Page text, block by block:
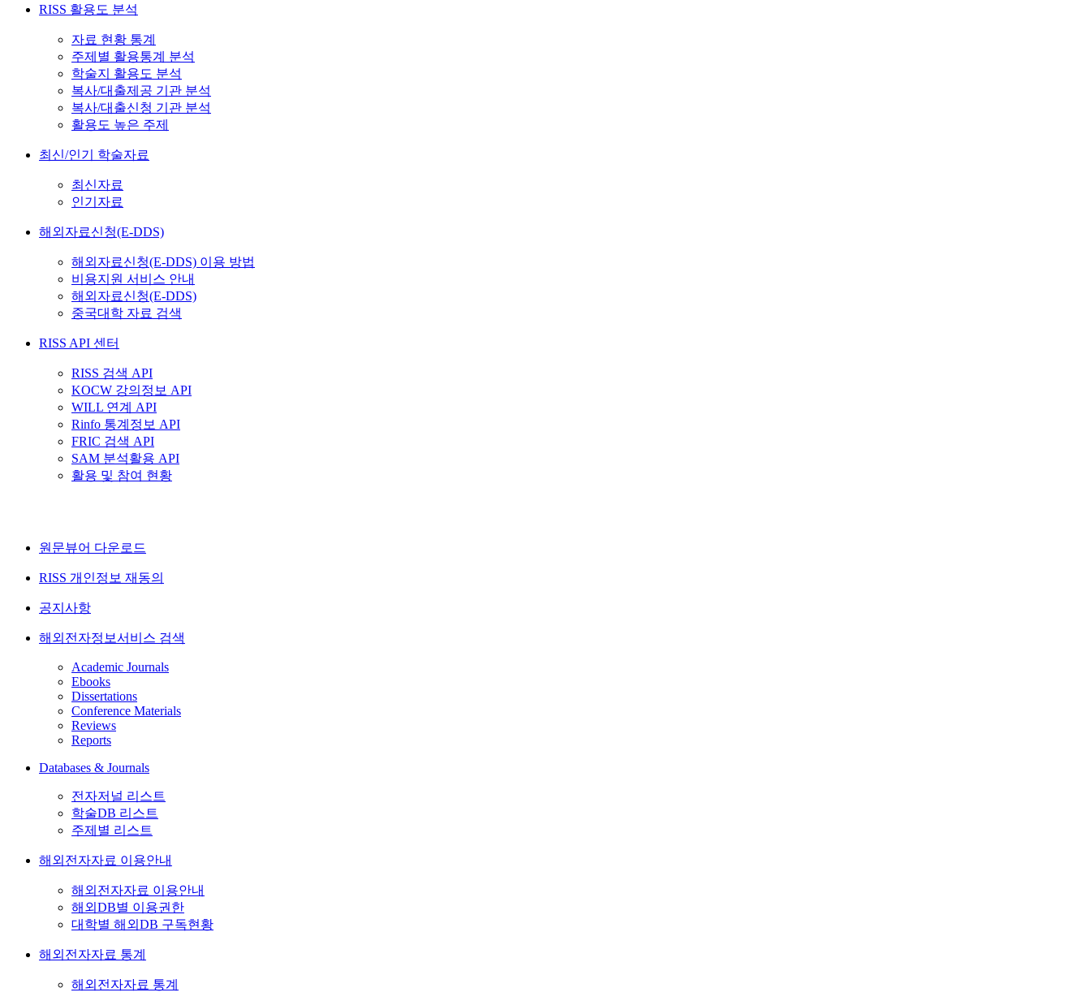
RISS 활용도 분석
자료 현황 통계
주제별 활용통계 분석
학술지 활용도 분석
복사/대출제공 기관 분석
복사/대출신청 기관 분석
활용도 높은 주제
최신/인기 학술자료
최신자료
인기자료
해외자료신청(E-DDS)
해외자료신청(E-DDS) 이용 방법
비용지원 서비스 안내
해외자료신청(E-DDS)
중국대학 자료 검색
RISS API 센터
RISS 검색 API
KOCW 강의정보 API
WILL 연계 API
Rinfo 통계정보 API
FRIC 검색 API
SAM 분석활용 API
활용 및 참여 현황
원문뷰어 다운로드
RISS 개인정보 재동의
공지사항
해외전자정보서비스 검색
Academic Journals
Ebooks
Dissertations
Conference Materials
Reviews
Reports
Databases & Journals
전자저널 리스트
학술DB 리스트
주제별 리스트
해외전자자료 이용안내
해외전자자료 이용안내
해외DB별 이용권한
대학별 해외DB 구독현황
해외전자자료 통계
해외전자자료 통계